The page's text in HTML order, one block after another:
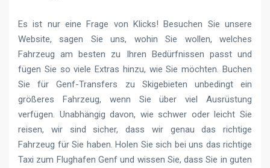
Es ist nur eine Frage von Klicks! Besuchen Sie unsere
Website, sagen Sie uns, wohin Sie wollen, welches
Fahrzeug am besten zu Ihren Bedürfnissen passt und
fügen Sie so viele Extras hinzu, wie Sie möchten. Buchen
Sie für Genf-Transfers zu Skigebieten unbedingt ein
größeres Fahrzeug, wenn Sie über viel Ausrüstung
verfügen. Unabhängig davon, wie schwer oder leicht Sie
reisen, wir sind sicher, dass wir genau das richtige
Fahrzeug für Sie haben. Holen Sie sich bei uns das richtige
Taxi zum Flughafen Genf und wissen Sie, dass Sie in guten